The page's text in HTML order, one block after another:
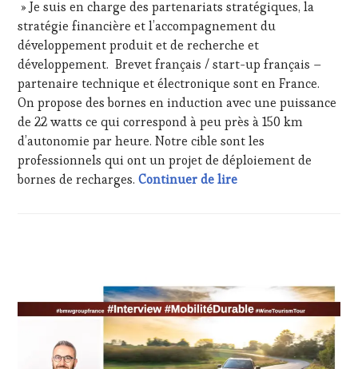
WINETASTINGVOUCHER.COM
DÉGUSTATIONS,
WINE
TASTING,
MÉDIAS,
PRESSE
ÉCRITE,
RADIO,
TV,
WEB,
OENOTOURISME
SALONS
INTERNATIONAUX,
FAME,
TOURISM
» Je suis en charge des partenariats stratégiques, la
stratégie financière et l’accompagnement du
développement produit et de recherche et
développement. Brevet français / start-up français –
partenaire technique et électronique sont en France.
On propose des bornes en induction avec une puissance
de 22 watts ce qui correspond à peu près à 150 km
d’autonomie par heure. Notre cible sont les
professionnels qui ont un projet de déploiement de
bornes de recharges.Continuer de lire#WineTourismTour
TASTING
DOMAINE
VITICOLE,